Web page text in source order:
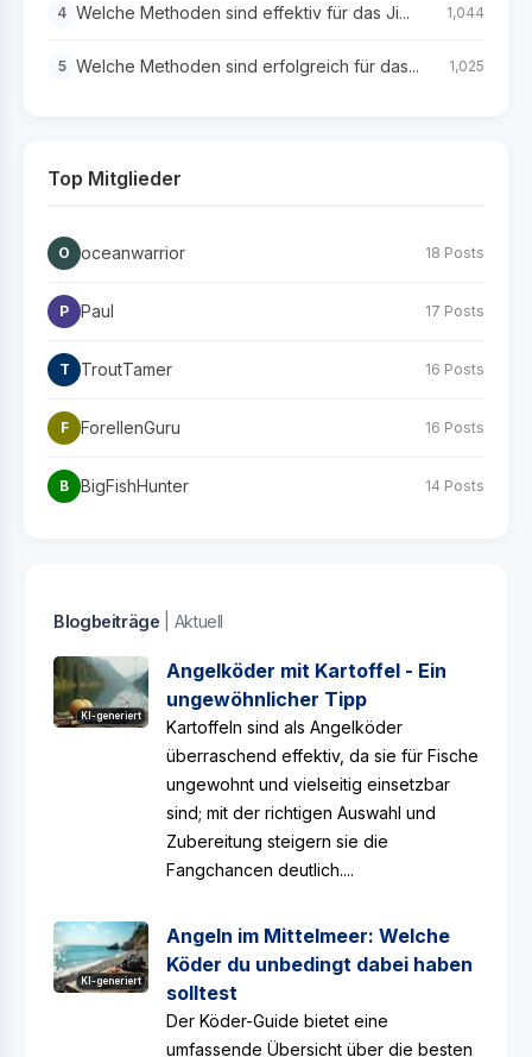
4 Welche Methoden sind effektiv für das Ji... 1,044
5 Welche Methoden sind erfolgreich für das... 1,025
Top Mitglieder
O oceanwarrior 18 Posts
P Paul 17 Posts
T TroutTamer 16 Posts
F ForellenGuru 16 Posts
B BigFishHunter 14 Posts
Blogbeiträge | Aktuell
KI-generiert
Angelköder mit Kartoffel - Ein
ungewöhnlicher Tipp
Kartoffeln sind als Angelköder
überraschend effektiv, da sie für Fische
ungewohnt und vielseitig einsetzbar
sind; mit der richtigen Auswahl und
Zubereitung steigern sie die
Fangchancen deutlich....
KI-generiert
Angeln im Mittelmeer: Welche
Köder du unbedingt dabei haben
solltest
Der Köder-Guide bietet eine
umfassende Übersicht über die besten